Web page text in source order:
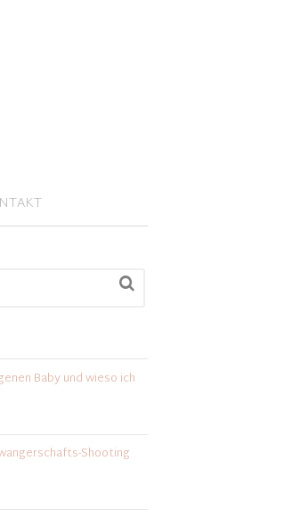
Baby und wieso ich
Shooting